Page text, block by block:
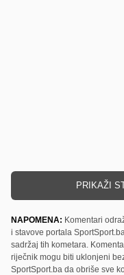
PRIKAŽI
NAPOMENA: Komentari
i stavove portala
sadržaj tih kometara.
riječnik mogu biti uklonjeni
SportSport.ba da obriše sve